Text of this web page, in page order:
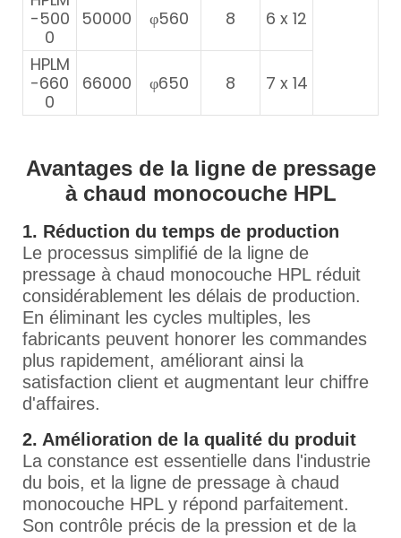
-500
0
50000 φ560 8 6 x 12
HPLM
-660
0
66000 φ650 8 7 x 14
Avantages de la ligne de pressage
à chaud monocouche HPL
1. Réduction du temps de production
Le processus simplifié de la ligne de
pressage à chaud monocouche HPL réduit
considérablement les délais de production.
En éliminant les cycles multiples, les
fabricants peuvent honorer les commandes
plus rapidement, améliorant ainsi la
satisfaction client et augmentant leur chiffre
d'affaires.
2. Amélioration de la qualité du produit
La constance est essentielle dans l'industrie
du bois, et la ligne de pressage à chaud
monocouche HPL y répond parfaitement.
Son contrôle précis de la pression et de la